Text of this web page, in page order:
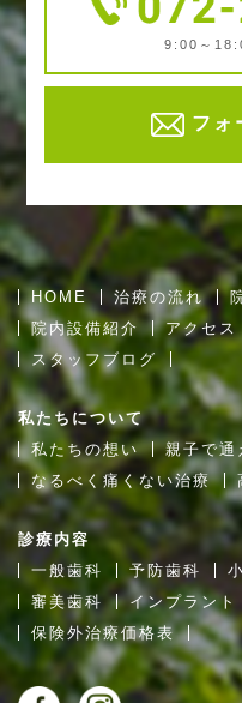
9:00～
フォ
HOME 治療の流れ
院内設備紹介
アクセス
スタッフブログ
私たちについて
私たちの想い
親子で通
なるべく痛くない治療
診療内容
一般歯科
予防歯科
審美歯科
インプラント
保険外治療価格表